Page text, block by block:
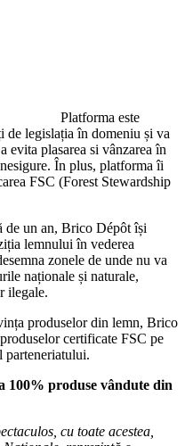
Platforma este
de legislația în domeniu și va
evita plasarea si vânzarea în
În plus, platforma îi
FSC (Forest Stewardship
de un an, Brico Dépôt își
lemnului în vederea
zonele de unde nu va
naționale și naturale,
ilegale.
produselor din lemn, Brico
certificate FSC pe
parteneriatului.
100% produse vândute din
cu toate acestea,